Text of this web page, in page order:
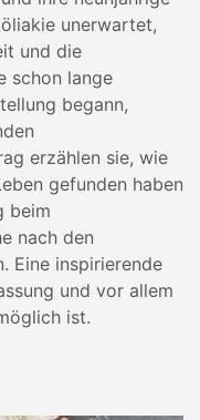
unerwartet,
und die
schon lange
begann,
erzählen sie, wie
gefunden haben
beim
nach den
Eine inspirierende
und vor allem
ist.